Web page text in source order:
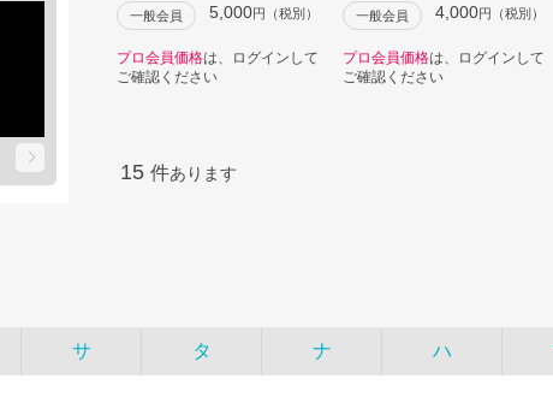
一般会員 5,000円（税別）
プロ会員価格は、ログインして
ご確認ください
一般会員 4,000円（税別）
プロ会員価格は、ログインして
ご確認ください
15 件あります
サ タ ナ ハ